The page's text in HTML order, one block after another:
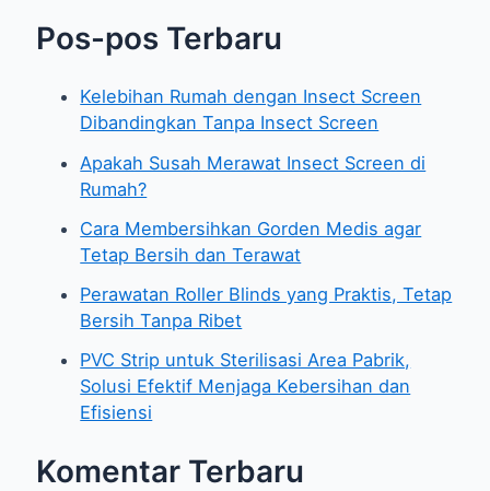
Pos-pos Terbaru
Kelebihan Rumah dengan Insect Screen
Dibandingkan Tanpa Insect Screen
Apakah Susah Merawat Insect Screen di
Rumah?
Cara Membersihkan Gorden Medis agar
Tetap Bersih dan Terawat
Perawatan Roller Blinds yang Praktis, Tetap
Bersih Tanpa Ribet
PVC Strip untuk Sterilisasi Area Pabrik,
Solusi Efektif Menjaga Kebersihan dan
Efisiensi
Komentar Terbaru